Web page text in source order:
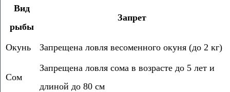
Вид
рыбы
Запрет
Окунь Запрещена ловля весоменного окуня (до 2 кг)
Сом
Запрещена ловля сома в возрасте до 5 лет и
длиной до 80 см